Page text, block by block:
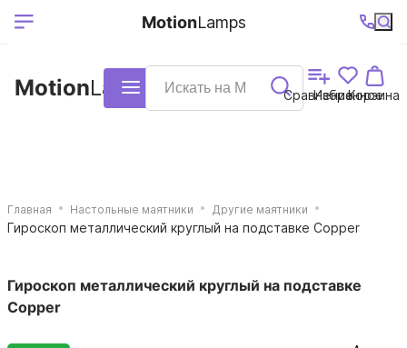
Ваш регион
Выберите ваш
+7 (495)740-
38-68
График
работы
MotionLamps Каталог Сравнение
Избранное
Корзина
MotionLamps
Главная Настольные маятники Другие маятники
Гироскоп металлический круглый на подставке Copper
Гироскоп металлический круглый на подставке
Copper